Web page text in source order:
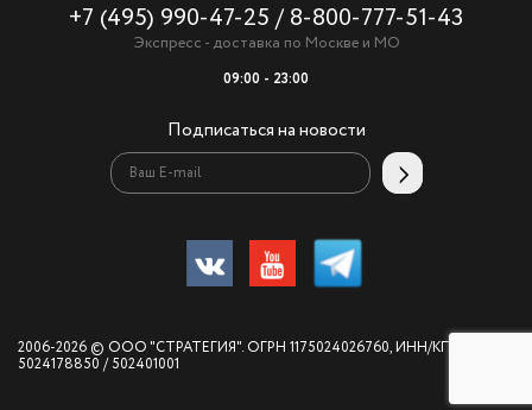
+7 (495) 990-47-25 / 8-800-777-51-43
Экспресс - доставка по Москве и МО
09:00 - 23:00
Подписаться на новости
2006-2026 © ООО "СТРАТЕГИЯ". ОГРН 1175024026760, ИНН/КПП
5024178850 / 502401001